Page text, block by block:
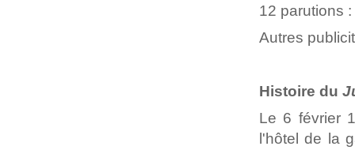
12 parutions
Autres
Histoire du
Le 6 février
l'hôtel de la